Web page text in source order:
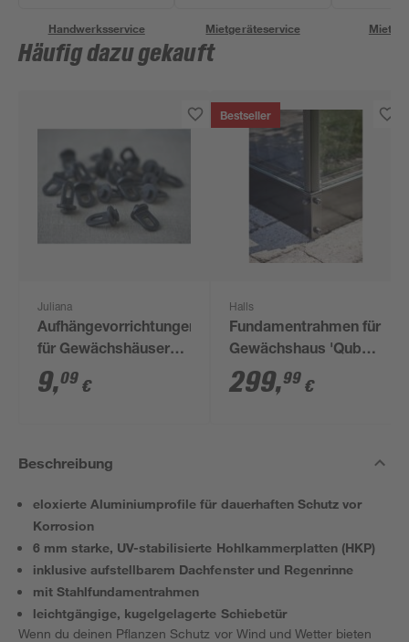
Handwerksservice Mietgeräteservice
Häufig dazu gekauft
Juliana
Aufhängevorrichtungen
für Gewächshäuser
schwarz 20 Stück
9,09 €
Bestseller
Halls
Fundamentrahmen für
Gewächshaus 'Qube
610' 6,4 m²
299,99 €
Beschreibung
eloxierte Aluminiumprofile für dauerhaften Schutz vor
Korrosion
6 mm starke, UV-stabilisierte Hohlkammerplatten (HKP)
inklusive aufstellbarem Dachfenster und Regenrinne
mit Stahlfundamentrahmen
leichtgängige, kugelgelagerte Schiebetür
Wenn du deinen Pflanzen Schutz vor Wind und Wetter bieten